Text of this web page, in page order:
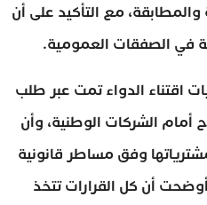
مع التأكيد على أن
في الصفقات العمومية.
اقتناء الدواء تمت عبر طلب
الشركات الوطنية، وأن
وفق مساطر قانونية
أن كل القرارات تتخذ